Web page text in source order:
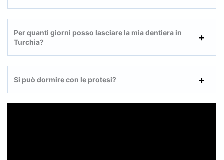
Per quanti giorni posso lasciare la mia dentiera in
Turchia?
Si può dormire con le protesi?